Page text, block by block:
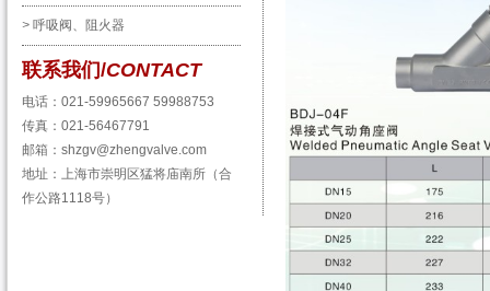
> 呼吸阀、阻火器
联系我们/CONTACT
电话：021-59965667 59988753
传真：021-56467791
邮箱：shzgv@zhengvalve.com
地址：上海市崇明区猛将庙南所（合
作公路1118号）